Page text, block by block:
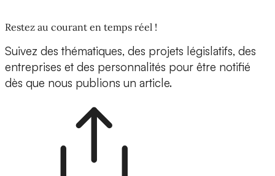
Restez au courant en temps réel !
Suivez des thématiques, des projets législatifs, des
entreprises et des personnalités pour être notifié
dès que nous publions un article.